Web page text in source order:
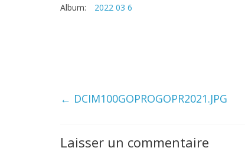
Album: 2022 03 6
← DCIM100GOPROGOPR2021.JPG
Laisser un commentaire